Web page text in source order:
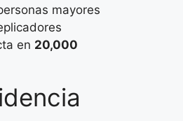
mayores
en 20,000